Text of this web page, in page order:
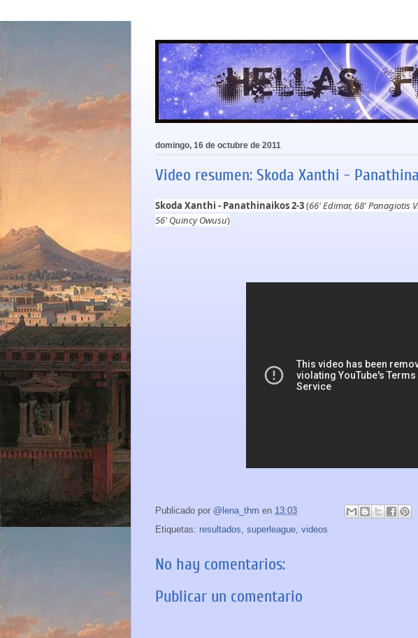
domingo, 16 de octubre de 2011
Video resumen: Skoda Xanthi -
Skoda Xanthi - Panathinaikos 2-3(66' Edimar, 68' Panagiotis
56' Quincy Owusu)
Publicado por @lena_thm en 13:03
Etiquetas: resultados superleague videos
No hay comentarios:
Publicar un comentario